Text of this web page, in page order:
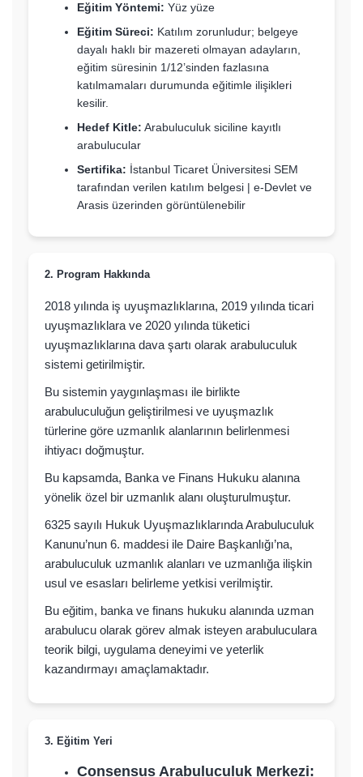
Eğitim Yöntemi: Yüz yüze
Eğitim Süreci: Katılım zorunludur; belgeye
dayalı haklı bir mazereti olmayan adayların,
eğitim süresinin 1/12’sinden fazlasına
katılmamaları durumunda eğitimle ilişikleri
kesilir.
Hedef Kitle: Arabuluculuk siciline kayıtlı
arabulucular
Sertifika: İstanbul Ticaret Üniversitesi SEM
tarafından verilen katılım belgesi | e-Devlet ve
Arasis üzerinden görüntülenebilir
2. Program Hakkında
2018 yılında iş uyuşmazlıklarına, 2019 yılında ticari
uyuşmazlıklara ve 2020 yılında tüketici
uyuşmazlıklarına dava şartı olarak arabuluculuk
sistemi getirilmiştir.
Bu sistemin yaygınlaşması ile birlikte
arabuluculuğun geliştirilmesi ve uyuşmazlık
türlerine göre uzmanlık alanlarının belirlenmesi
ihtiyacı doğmuştur.
Bu kapsamda, Banka ve Finans Hukuku alanına
yönelik özel bir uzmanlık alanı oluşturulmuştur.
6325 sayılı Hukuk Uyuşmazlıklarında Arabuluculuk
Kanunu’nun 6. maddesi ile Daire Başkanlığı’na,
arabuluculuk uzmanlık alanları ve uzmanlığa ilişkin
usul ve esasları belirleme yetkisi verilmiştir.
Bu eğitim, banka ve finans hukuku alanında uzman
arabulucu olarak görev almak isteyen arabuluculara
teorik bilgi, uygulama deneyimi ve yeterlik
kazandırmayı amaçlamaktadır.
3. Eğitim Yeri
Consensus Arabuluculuk Merkezi: